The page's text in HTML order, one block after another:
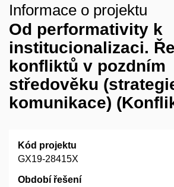
Informace o projektu
Od performativity k
institucionalizaci.
konfliktů v pozdním
středověku
komunikace)
Kód projektu
GX19-28415X
Období řešení